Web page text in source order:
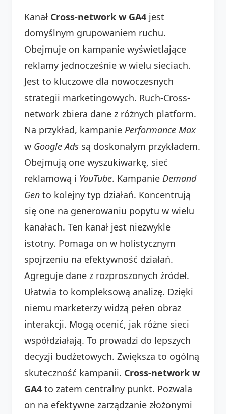
Kanał Cross-network w GA4 jest
domyślnym grupowaniem ruchu.
Obejmuje on kampanie wyświetlające
reklamy jednocześnie w wielu sieciach.
Jest to kluczowe dla nowoczesnych
strategii marketingowych. Ruch-Cross-
network zbiera dane z różnych platform.
Na przykład, kampanie Performance Max
w Google Ads są doskonałym przykładem.
Obejmują one wyszukiwarkę, sieć
reklamową i YouTube. Kampanie Demand
Gen to kolejny typ działań. Koncentrują
się one na generowaniu popytu w wielu
kanałach. Ten kanał jest niezwykle
istotny. Pomaga on w holistycznym
spojrzeniu na efektywność działań.
Agreguje dane z rozproszonych źródeł.
Ułatwia to kompleksową analizę. Dzięki
niemu marketerzy widzą pełen obraz
interakcji. Mogą ocenić, jak różne sieci
współdziałają. To prowadzi do lepszych
decyzji budżetowych. Zwiększa to ogólną
skuteczność kampanii. Cross-network w
GA4 to zatem centralny punkt. Pozwala
on na efektywne zarządzanie złożonymi